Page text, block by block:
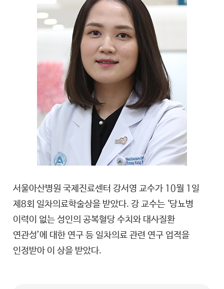
서울아산병원 국제진료센터 강서영 교수가 10월 1일
제8회 일차의료학술상을 받았다. 강 교수는 ‘당뇨병
이력이 없는 성인의 공복혈당 수치와 대사질환
연관성’에 대한 연구 등 일차의료 관련 연구 업적을
인정받아 이 상을 받았다.